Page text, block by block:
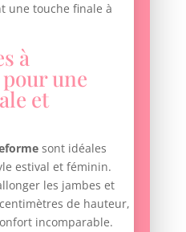
une touche finale à
à
une
et
sont idéales
estival et féminin.
les jambes et
de hauteur,
incomparable.